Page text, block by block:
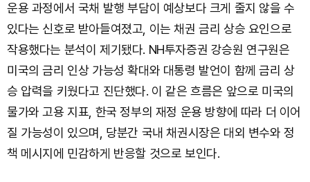
운용 과정에서 국채 발행 부담이 예상보다 크게 줄지 않을 수
있다는 신호로 받아들여졌고, 이는 채권 금리 상승 요인으로
작용했다는 분석이 제기됐다. NH투자증권 강승원 연구원은
미국의 금리 인상 가능성 확대와 대통령 발언이 함께 금리 상
승 압력을 키웠다고 진단했다. 이 같은 흐름은 앞으로 미국의
물가와 고용 지표, 한국 정부의 재정 운용 방향에 따라 더 이어
질 가능성이 있으며, 당분간 국내 채권시장은 대외 변수와 정
책 메시지에 민감하게 반응할 것으로 보인다.